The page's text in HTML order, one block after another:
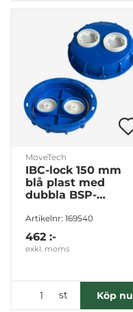
MoveTech
IBC-lock 150 mm
blå plast med
dubbla BSP-
anslutnignar
Artikelnr: 169540
462 :-
exkl. moms
st Köp nu